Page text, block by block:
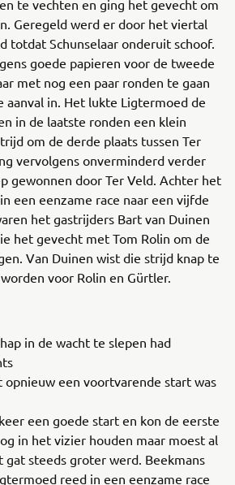
te vechten en ging het gevecht om
Geregeld werd er door het viertal
totdat Schunselaar onderuit schoof.
goede papieren voor de tweede
met nog een paar ronden te gaan
in. Het lukte Ligtermoed de
in de laatste ronden een klein
om de derde plaats tussen Ter
vervolgens onverminderd verder
gewonnen door Ter Veld. Achter het
een eenzame race naar een vijfde
het gastrijders Bart van Duinen
het gevecht met Tom Rolin om de
Van Duinen wist die strijd knap te
voor Rolin en Gürtler.
in de wacht te slepen had
opnieuw een voortvarende start was
een goede start en kon de eerste
in het vizier houden maar moest al
gat steeds groter werd. Beekmans
reed in een eenzame race